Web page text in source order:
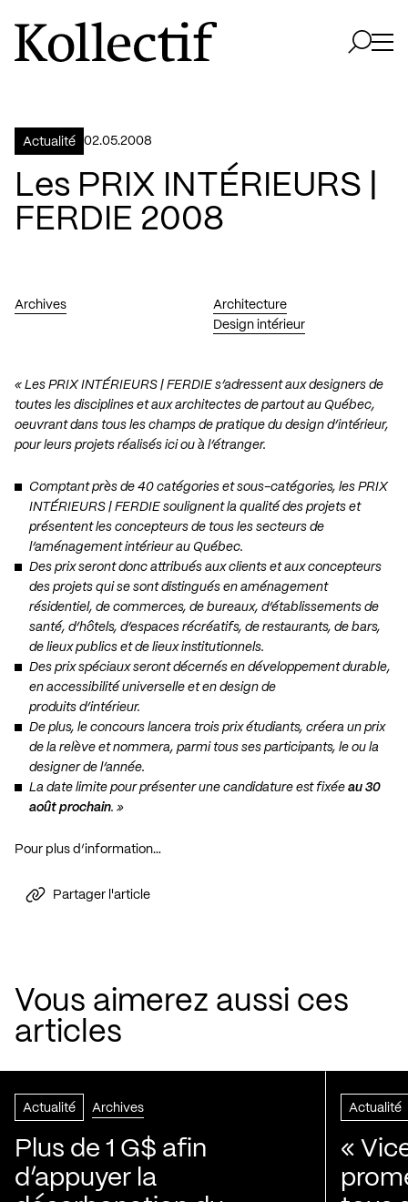
Aller à la page d'accueil
Logo Kollectif
Actualité 02.05.2008
Les PRIX INTÉRIEURS |
FERDIE 2008
Archives
Architecture
Design intérieur
« Les PRIX INTÉRIEURS | FERDIE s’adressent aux designers de
toutes les disciplines et aux architectes de partout au Québec,
oeuvrant dans tous les champs de pratique du design d’intérieur,
pour leurs projets réalisés ici ou à l’étranger.
Comptant près de 40 catégories et sous-catégories, les PRIX
INTÉRIEURS | FERDIE soulignent la qualité des projets et
présentent les concepteurs de tous les secteurs de
l’aménagement intérieur au Québec.
Des prix seront donc attribués aux clients et aux concepteurs
des projets qui se sont distingués en aménagement
résidentiel, de commerces, de bureaux, d’établissements de
santé, d’hôtels, d’espaces récréatifs, de restaurants, de bars,
de lieux publics et de lieux institutionnels.
Des prix spéciaux seront décernés en développement durable,
en accessibilité universelle et en design de
produits d’intérieur.
De plus, le concours lancera trois prix étudiants, créera un prix
de la relève et nommera, parmi tous ses participants, le ou la
designer de l’année.
La date limite pour présenter une candidature est fixée au 30
août prochain. »
Pour plus d’information…
Partager l'article
Vous aimerez aussi ces
articles
Actualité Archives
Plus de 1 G$ afin
d’appuyer la
Actualité
«